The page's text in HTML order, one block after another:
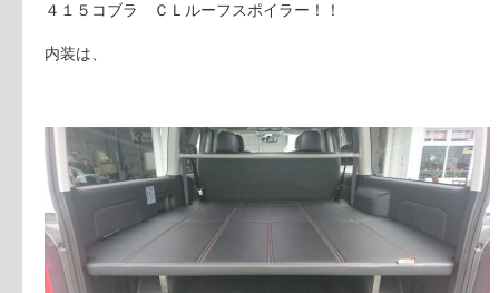
４１５コブラ ＣＬルーフスポイラー！！
内装は、